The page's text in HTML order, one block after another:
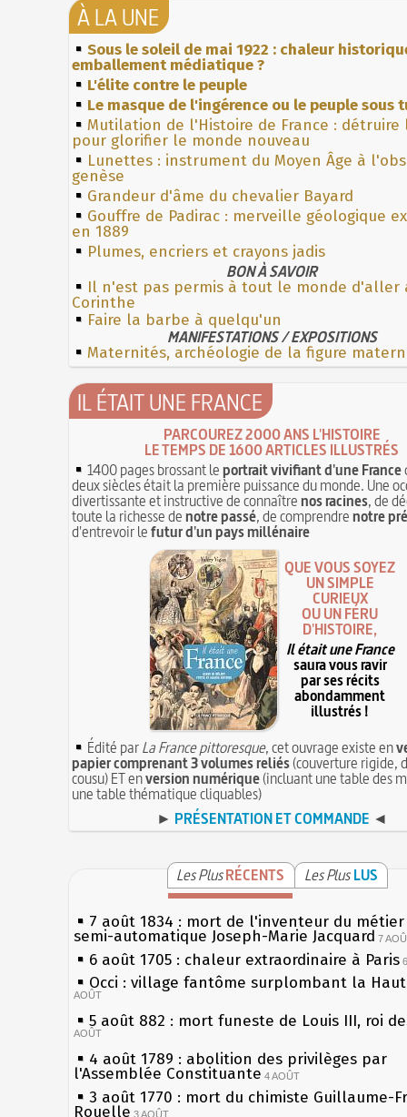
À LA UNE
Sous le soleil de mai 1922 : chaleur
emballement médiatique ?
L'élite contre le peuple
Le masque de l'ingérence ou le peuple sous
Mutilation de l'Histoire de France : détruire
pour glorifier le monde nouveau
Lunettes : instrument du Moyen Âge à
genèse
Grandeur d'âme du chevalier Bayard
Gouffre de Padirac : merveille géologique
en 1889
Plumes, encriers et crayons jadis
BON À SAVOIR
Il n'est pas permis à tout le monde d'aller
Corinthe
Faire la barbe à quelqu'un
MANIFESTATIONS / EXPOSITIONS
Maternités, archéologie de la figure
IL ÉTAIT UNE FRANCE
PARCOUREZ 2000 ANS L'HISTOIRE
LE TEMPS DE 1600 ARTICLES ILLUSTRÉS
1400 pages brossant leportrait vivifiant d'une France
deux siècles était la première puissance du monde. Une
divertissante et instructive de connaîtrenos racines, de
toute la richesse denotre passé, de comprendrenotre
d'entrevoir lefutur d'un pays millénaire
QUE VOUS SOYEZ
UN SIMPLE
CURIEUX
OU UN FÉRU
D'HISTOIRE,
Il était une France
saura vous ravir
par ses récits
abondamment
illustrés !
Édité parLa France pittoresque, cet ouvrage existe en
papier comprenant 3 volumes reliés(couverture rigide,
cousu) ET enversion numérique(incluant une table des
une table thématique cliquables)
► PRÉSENTATION ET COMMANDE ◄
Les PlusRÉCENTS Les Plus LUS
7 août 1834 : mort de l'inventeur du
semi-automatique Joseph-Marie Jacquard 7
6 août 1705 : chaleur extraordinaire à Paris
Occi : village fantôme surplombant la
AOÛT
5 août 882 : mort funeste de Louis III, roi
AOÛT
4 août 1789 : abolition des privilèges par
l'Assemblée Constituante 4 AOÛT
3 août 1770 : mort du chimiste Guillaume-
Rouelle 3 AOÛT